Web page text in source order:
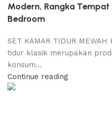
Modern, Rangka
Bedroom
SET KAMAR TIDUR
tidur klasik merupakan
konsum...
Continue reading